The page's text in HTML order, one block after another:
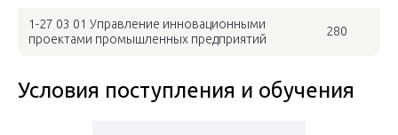
1-27 03 01 Управление инновационными
проектами промышленных предприятий
280
Условия поступления и обучения